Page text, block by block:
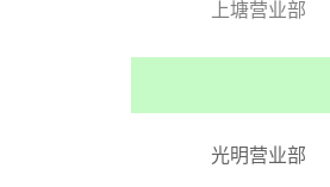
上塘营业部
光明营业部